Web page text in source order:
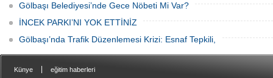
Gölbaşı Belediyesi’nde Gece Nöbeti Mi Var?
İNCEK PARKI’NI YOK ETTİNİZ
Gölbaşı’nda Trafik Düzenlemesi Krizi: Esnaf Tepkili,
Künye eğitim haberleri